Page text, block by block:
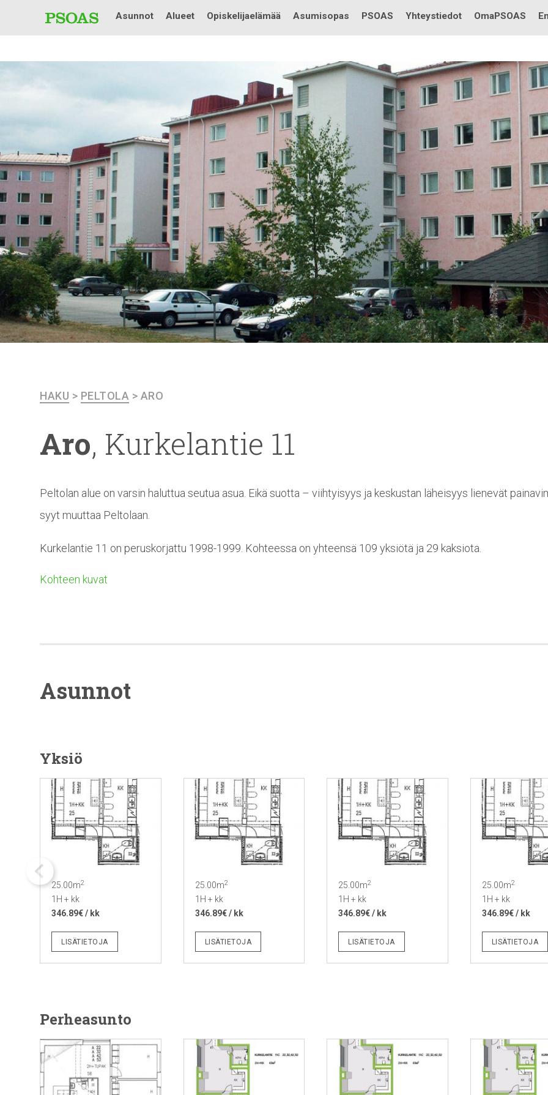
Testi
Asunnot Alueet Opiskelijaelämää Asumisopas PSOAS Yhteystiedot OmaPSOAS
HAKU > PELTOLA > ARO
Aro, Kurkelantie 11
Peltolan alue on varsin haluttua seutua asua. Eikä suotta – viihtyisyys ja keskustan läheisyys lienevät
syyt muuttaa Peltolaan.
Kurkelantie 11 on peruskorjattu 1998-1999. Kohteessa on yhteensä 109 yksiötä ja 29 kaksiota.
Kohteen kuvat
Asunnot
Yksiö
25.00m2
1H + kk
346.89€ / kk
LISÄTIETOJA
25.00m2
1H + kk
346.89€ / kk
LISÄTIETOJA
25.00m2
1H + kk
346.89€ / kk
LISÄTIETOJA
25.00m2
1H + kk
346.89€ / kk
LISÄTIETOJA
Perheasunto